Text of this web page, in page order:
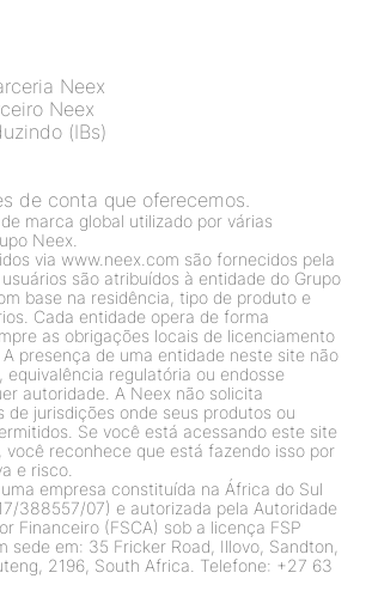
Neex
Neex
(IBs)
de conta que oferecemos.
marca global utilizado por várias
Neex.
via www.neex.com são fornecidos pela
usuários são atribuídos à entidade do Grupo
base na residência, tipo de produto e
Cada entidade opera de forma
as obrigações locais de licenciamento
presença de uma entidade neste site não
equivalência regulatória ou endosse
autoridade. A Neex não solicita
de jurisdições onde seus produtos ou
Se você está acessando este site
você reconhece que está fazendo isso por
e risco.
empresa constituída na África do Sul
388557/07) e autorizada pela Autoridade
Financeiro (FSCA) sob a licença FSP
sede em: 35 Fricker Road, Illovo, Sandton,
2196, South Africa. Telefone: +27 63